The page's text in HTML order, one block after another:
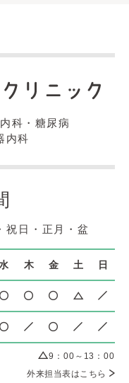
科・糖尿病
内科
祝日・正月・盆
木 金 土 日
9：00～13：00
外来担当表はこちら